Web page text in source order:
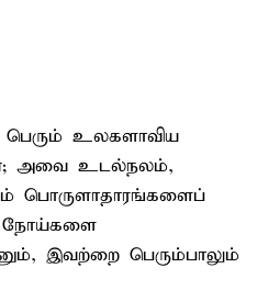
உலகளாவிய
அவை உடல்நலம்,
பொருளாதாரங்களைப்
நோய்களை
இவற்றை பெரும்பாலும்